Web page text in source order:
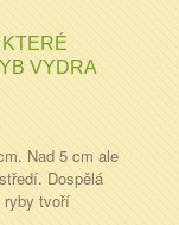
VYDRA
Nad 5 cm ale
Dospělá
ryby tvoří